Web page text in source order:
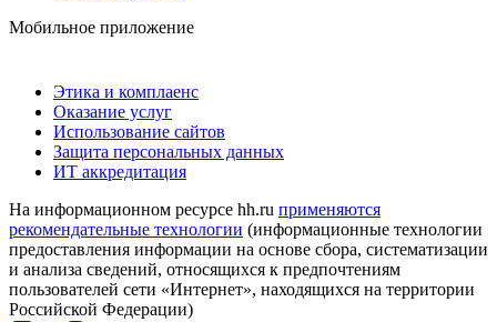
Мобильное приложение
Этика и комплаенс
Оказание услуг
Использование сайтов
Защита персональных данных
ИТ аккредитация
На информационном ресурсе hh.ru применяются
рекомендательные технологии (информационные технологии
предоставления информации на основе сбора, систематизации
и анализа сведений, относящихся к предпочтениям
пользователей сети «Интернет», находящихся на территории
Российской Федерации)